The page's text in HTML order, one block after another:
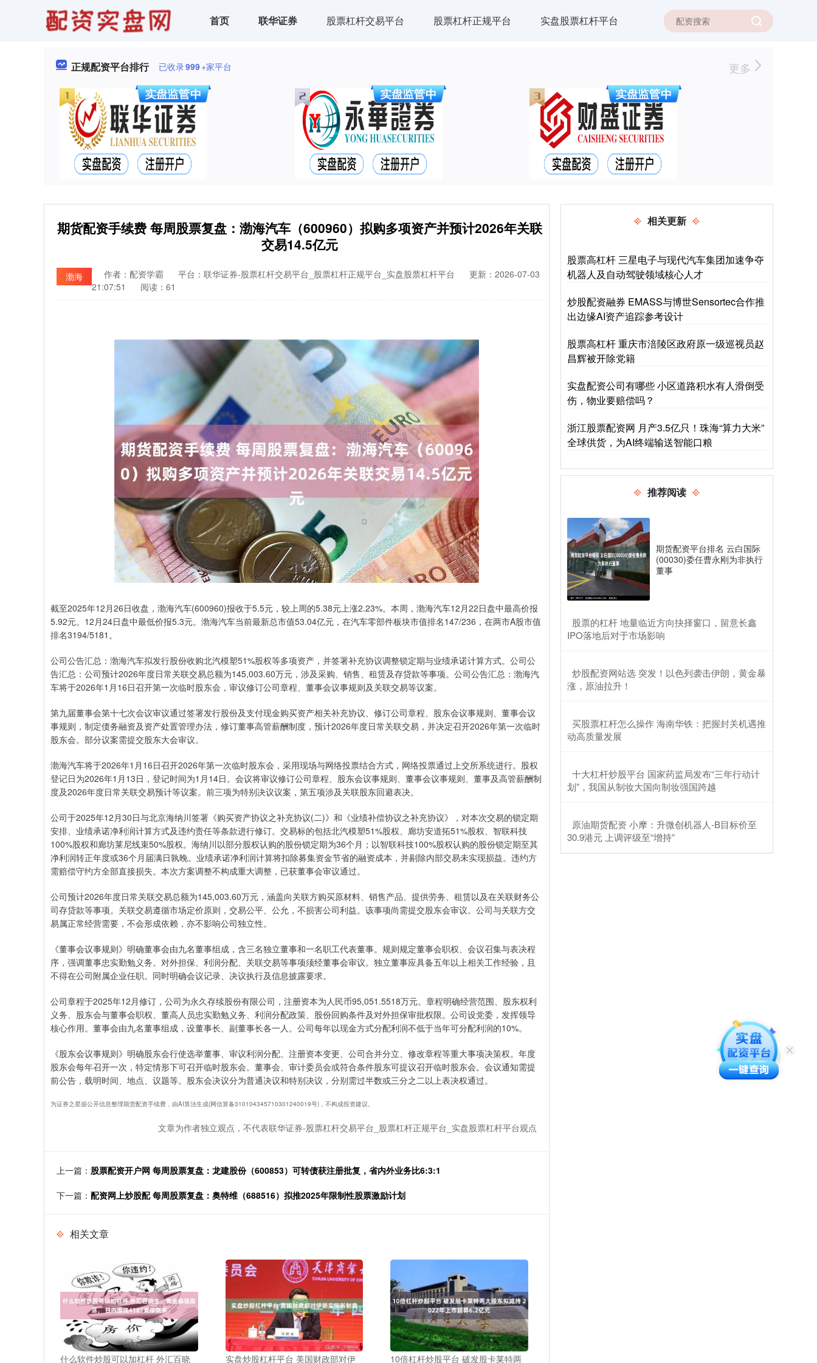
首页 联华证券 股票杠杆交易平台 股票杠杆正规平台 实盘股票杠杆平台
正规配资平台排行 已收录999+家平台 更多
期货配资手续费 每周股票复盘：渤海汽车（600960）拟购多项资产并预计2026年关联
交易14.5亿元
渤海 作者：配资学霸 平台：联华证券-股票杠杆交易平台_股票杠杆正规平台_实盘股票杠杆平台
更新：2026-07-03
21:07:51
阅读：61
截至2025年12月26日收盘，渤海汽车(600960)报收于5.5元，较上周的5.38元上涨2.23%。本周，渤海汽车12月22日盘中最高价报
5.92元。12月24日盘中最低价报5.3元。渤海汽车当前最新总市值53.04亿元，在汽车零部件板块市值排名147/236，在两市A股市值
排名3194/5181。
公司公告汇总：渤海汽车拟发行股份收购北汽模塑51%股权等多项资产，并签署补充协议调整锁定期与业绩承诺计算方式。公司公
告汇总：公司预计2026年度日常关联交易总额为145,003.60万元，涉及采购、销售、租赁及存贷款等事项。公司公告汇总：渤海汽
车将于2026年1月16日召开第一次临时股东会，审议修订公司章程、董事会议事规则及关联交易等议案。
第九届董事会第十七次会议审议通过签署发行股份及支付现金购买资产相关补充协议、修订公司章程、股东会议事规则、董事会议
事规则，制定债务融资及资产处置管理办法，修订董事高管薪酬制度，预计2026年度日常关联交易，并决定召开2026年第一次临时
股东会。部分议案需提交股东大会审议。
渤海汽车将于2026年1月16日召开2026年第一次临时股东会，采用现场与网络投票结合方式，网络投票通过上交所系统进行。股权
登记日为2026年1月13日，登记时间为1月14日。会议将审议修订公司章程、股东会议事规则、董事会议事规则、董事及高管薪酬制
度及2026年度日常关联交易预计等议案。前三项为特别决议议案，第五项涉及关联股东回避表决。
公司于2025年12月30日与北京海纳川签署《购买资产协议之补充协议(二)》和《业绩补偿协议之补充协议》，对本次交易的锁定期
安排、业绩承诺净利润计算方式及违约责任等条款进行修订。交易标的包括北汽模塑51%股权、廊坊安道拓51%股权、智联科技
100%股权和廊坊莱尼线束50%股权。海纳川以部分股权认购的股份锁定期为36个月；以智联科技100%股权认购的股份锁定期至其
净利润转正年度或36个月届满日孰晚。业绩承诺净利润计算将扣除募集资金节省的融资成本，并剔除内部交易未实现损益。违约方
需赔偿守约方全部直接损失。本次方案调整不构成重大调整，已获董事会审议通过。
公司预计2026年度日常关联交易总额为145,003.60万元，涵盖向关联方购买原材料、销售产品、提供劳务、租赁以及在关联财务公
司存贷款等事项。关联交易遵循市场定价原则，交易公平、公允，不损害公司利益。该事项尚需提交股东会审议。公司与关联方交
易属正常经营需要，不会形成依赖，亦不影响公司独立性。
《董事会议事规则》明确董事会由九名董事组成，含三名独立董事和一名职工代表董事。规则规定董事会职权、会议召集与表决程
序，强调董事忠实勤勉义务。对外担保、利润分配、关联交易等事项须经董事会审议。独立董事应具备五年以上相关工作经验，且
不得在公司附属企业任职。同时明确会议记录、决议执行及信息披露要求。
公司章程于2025年12月修订，公司为永久存续股份有限公司，注册资本为人民币95,051.5518万元。章程明确经营范围、股东权利
义务、股东会与董事会职权、董高人员忠实勤勉义务、利润分配政策、股份回购条件及对外担保审批权限。公司设党委，发挥领导
核心作用。董事会由九名董事组成，设董事长、副董事长各一人。公司每年以现金方式分配利润不低于当年可分配利润的10%。
《股东会议事规则》明确股东会行使选举董事、审议利润分配、注册资本变更、公司合并分立、修改章程等重大事项决策权。年度
股东会每年召开一次，特定情形下可召开临时股东会。董事会、审计委员会或符合条件股东可提议召开临时股东会。会议通知需提
前公告，载明时间、地点、议题等。股东会决议分为普通决议和特别决议，分别需过半数或三分之二以上表决权通过。
为证券之星据公开信息整理期货配资手续费，由AI算法生成(网信算备310104345710301240019号)，不构成投资建议。
文章为作者独立观点，不代表联华证券-股票杠杆交易平台_股票杠杆正规平台_实盘股票杠杆平台观点
上一篇： 股票配资开户网 每周股票复盘：龙建股份（600853）可转债获注册批复，省内外业务比6:3:1
下一篇： 配资网上炒股配 每周股票复盘：奥特维（688516）拟推2025年限制性股票激励计划
相关文章
什么软件炒股可以加杠杆 外汇百晓 实盘炒股杠杆平台 美国财政部对伊 10倍杠杆炒股平台 破发股卡莱特两
相关更新
股票高杠杆 三星电子与现代汽车集团加速争夺
机器人及自动驾驶领域核心人才
炒股配资融券 EMASS与博世Sensortec合作推
出边缘AI资产追踪参考设计
股票高杠杆 重庆市涪陵区政府原一级巡视员赵
昌辉被开除党籍
实盘配资公司有哪些 小区道路积水有人滑倒受
伤，物业要赔偿吗？
浙江股票配资网 月产3.5亿只！珠海“算力大米”
全球供货，为AI终端输送智能口粮
推荐阅读
期货配资平台排名 云白国际
(00030)委任曹永刚为非执行
董事
​股票的杠杆 地量临近方向抉择窗口，留意长鑫
IPO落地后对于市场影响
​炒股配资网站选 突发！以色列袭击伊朗，黄金暴
涨，原油拉升！
​买股票杠杆怎么操作 海南华铁：把握封关机遇推
动高质量发展
​十大杠杆炒股平台 国家药监局发布“三年行动计
划”，我国从制妆大国向制妆强国跨越
​原油期货配资 小摩：升微创机器人-B目标价至
30.9港元 上调评级至“增持”